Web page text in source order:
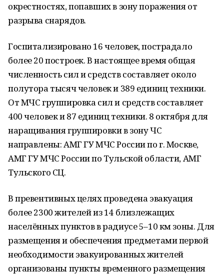
окрестностях, попавших в зону поражения от
разрыва снарядов.
Госпитализировано 16 человек, пострадало
более 20 построек. В настоящее время общая
численность сил и средств составляет около
полутора тысяч человек и 389 единиц техники.
От МЧС группировка сил и средств составляет
400 человек и 87 единиц техники. 8 октября для
наращивания группировки в зону ЧС
направлены: АМГ ГУ МЧС России по г. Москве,
АМГ ГУ МЧС России по Тульской области, АМГ
Тульского СЦ.
В превентивных целях проведена эвакуация
более 2300 жителей из 14 близлежащих
населённых пунктов в радиусе 5–10 км зоны. Для
размещения и обеспечения предметами первой
необходимости эвакуированных жителей
организованы пункты временного размещения